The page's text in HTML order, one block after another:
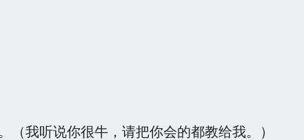
（我听说你很牛，请把你会的都教给我。）